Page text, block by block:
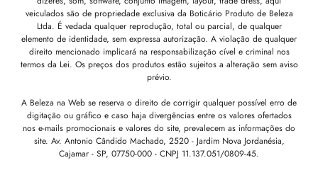
veiculados são de propriedade exclusiva da Boticário Produto de Beleza
Ltda. É vedada qualquer reprodução, total ou parcial, de qualquer
elemento de identidade, sem expressa autorização. A violação de qualquer
direito mencionado implicará na responsabilização cível e criminal nos
termos da Lei. Os preços dos produtos estão sujeitos a alteração sem aviso
prévio.
A Beleza na Web se reserva o direito de corrigir qualquer possível erro de
digitação ou gráfico e caso haja divergências entre os valores ofertados
nos e-mails promocionais e valores do site, prevalecem as informações do
site. Av. Antonio Cândido Machado, 2520 - Jardim Nova Jordanésia,
Cajamar - SP, 07750-000 - CNPJ 11.137.051/0809-45.